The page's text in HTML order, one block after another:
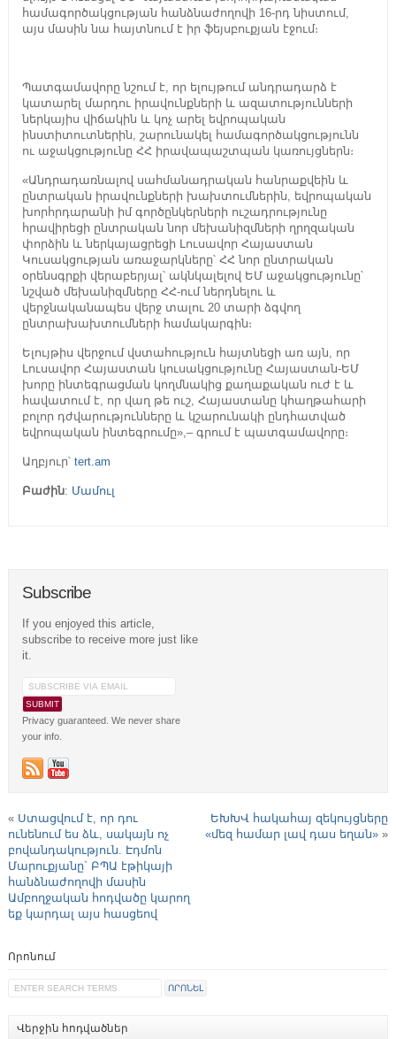
համագործակցության հանձնաժողովի 16-րդ նիստում,
այս մասին նա հայտնում է իր ֆեյսբուքյան էջում։
Պատգամավորը նշում է, որ ելույթում անդրադարձ է
կատարել մարդու իրավունքների և ազատությունների
ներկայիս վիճակին և կոչ արել եվրոպական
ինստիտուտներին, շարունակել համագործակցությունն
ու աջակցությունը ՀՀ իրավապաշտպան կառույցներն։
«Անդրադառնալով սահմանադրական հանրաքվեին և
ընտրական իրավունքների խախտումներին, եվրոպական
խորհրդարանի իմ գործընկերների ուշադրությունը
հրավիրեցի ընտրական նոր մեխանիզմների ղրղզական
փորձին և ներկայացրեցի Լուսավոր Հայաստան
Կուսակցության առաջարկները՝ ՀՀ նոր ընտրական
օրենսգրքի վերաբերյալ՝ ակնկալելով ԵՄ աջակցությունը՝
նշված մեխանիզմները ՀՀ-ում ներդնելու և
վերջնականապես վերջ տալու 20 տարի ձգվող
ընտրախախտումների համակարգին։
Ելույթիս վերջում վստահություն հայտնեցի առ այն, որ
Լուսավոր Հայաստան կուսակցությունը Հայաստան-ԵՄ
խորը ինտեգրացման կողմնակից քաղաքական ուժ է և
հավատում է, որ վաղ թե ուշ, Հայաստանը կհաղթահարի
բոլոր դժվարությունները և կշարունակի ընդհատված
եվրոպական ինտեգրումը»,– գրում է պատգամավորը։
Աղբյուր՝ tert.am
Բաժին: Մամուլ
Subscribe
If you enjoyed this article,
subscribe to receive more just like
it.
Privacy guaranteed. We never share
your info.
« Ստացվում է, որ դու
ունենում ես ձև, սակայն ոչ
բովանդակություն. Էդմոն
Մարուքյանը` ԲՊԱ էթիկայի
հանձնաժողովի մասին
Ամբողջական հոդվածը կարող
եք կարդալ այս հասցեով
ԵԽԽՎ հակահայ զեկույցները
«մեզ համար լավ դաս եղան» »
Որոնում
Վերջին հոդվածներ